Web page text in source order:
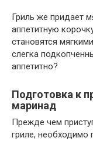
Гриль же придает
аппетитную
становятся
слегка
аппетитно?
Подготовка к
маринад
Прежде чем
гриле, необходимо